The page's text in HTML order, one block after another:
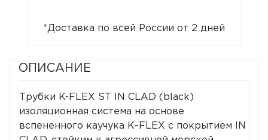
*Доставка по всей России от 2 дней
ОПИСАНИЕ
Трубки K-FLEX ST IN CLAD (black)
изоляционная система на основе
вспененного каучука K–FLEX с покрытием IN